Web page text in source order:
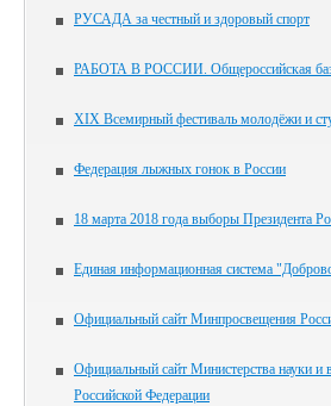
РУСАДА за честный и здоровый спорт
РАБОТА В РОССИИ. Общероссийская
XIX Всемирный фестиваль молодёжи и
Федерация лыжных гонок в России
18 марта 2018 года выборы Президента
Единая информационная система
Официальный сайт Минпросвещения
Официальный сайт Министерства науки и
Российской Федерации